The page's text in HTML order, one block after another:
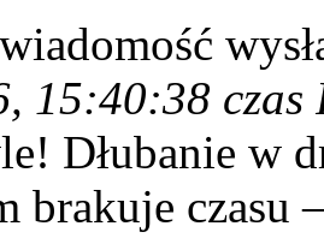
15:40:38 czas
Dłubanie w
brakuje